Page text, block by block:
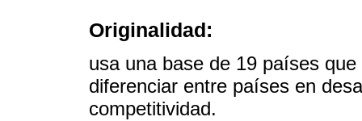
Originalidad:
usa una base de 19 países
diferenciar entre países en
competitividad.